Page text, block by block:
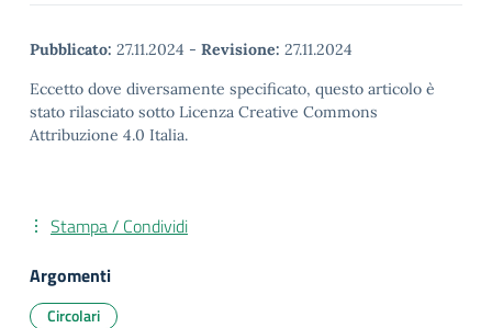
Pubblicato: 27.11.2024 - Revisione: 27.11.2024
Eccetto dove diversamente specificato, questo articolo è
stato rilasciato sotto Licenza Creative Commons
Attribuzione 4.0 Italia.
Stampa / Condividi
Argomenti
Circolari